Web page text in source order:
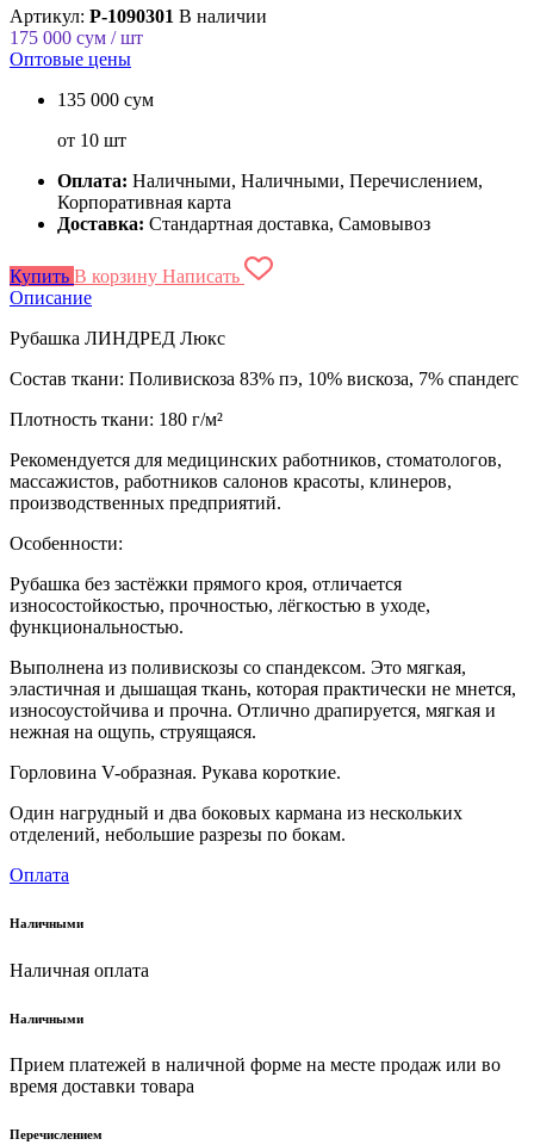
Артикул: P-1090301 В наличии
175 000 сум / шт
Оптовые цены
135 000 сум
от 10 шт
Оплата: Наличными, Наличными, Перечислением,
Корпоративная карта
Доставка: Стандартная доставка, Самовывоз
Купить В корзину Написать
Описание
Рубашка ЛИНДРЕД Люкс
Состав ткани: Поливискоза 83% пэ, 10% вискоза, 7% спандеrc
Плотность ткани: 180 г/м²
Рекомендуется для медицинских работников, стоматологов,
массажистов, работников салонов красоты, клинеров,
производственных предприятий.
Особенности:
Рубашка без застёжки прямого кроя, отличается
износостойкостью, прочностью, лёгкостью в уходе,
функциональностью.
Выполнена из поливискозы со спандексом. Это мягкая,
эластичная и дышащая ткань, которая практически не мнется,
износоустойчива и прочна. Отлично драпируется, мягкая и
нежная на ощупь, струящаяся.
Горловина V-образная. Рукава короткие.
Один нагрудный и два боковых кармана из нескольких
отделений, небольшие разрезы по бокам.
Оплата
Наличными
Наличная оплата
Наличными
Прием платежей в наличной форме на месте продаж или во
время доставки товара
Перечислением